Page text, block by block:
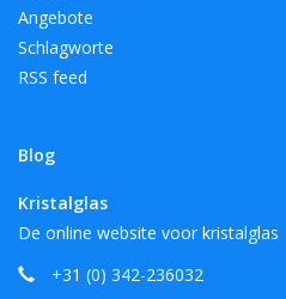
Angebote
Schlagworte
RSS feed
Blog
Kristalglas
De online website voor kristalglas
+31 (0) 342-236032